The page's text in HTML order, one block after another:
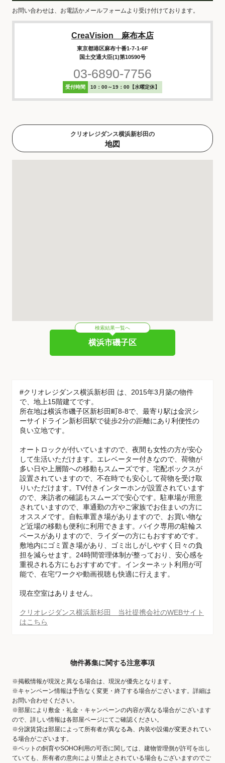
お問い合わせは、お電話かメールフォームより受け付けております。
CreaVision 麻布本店
東京都港区麻布十番1-7-1-6F
国土交通大臣(1)第10590号
03-6890-7756
受付時間 10：00～19：00【水曜定休】
クリオレジダンス横浜新杉田の
地図
検索結果一覧へ
横浜市磯子区
#クリオレジダンス横浜新杉田 は、2015年3月築の物件
で、地上15階建てです。
所在地は横浜市磯子区新杉田町8-8で、最寄り駅は金沢シ
ーサイドライン新杉田駅で徒歩2分の距離にあり利便性の
良い立地です。
オートロックが付いていますので、夜間も女性の方が安心
して生活いただけます。エレベーター付きなので、荷物が
多い日や上層階への移動もスムーズです。宅配ボックスが
設置されていますので、不在時でも安心して荷物を受け取
りいただけます。TV付きインターホンが設置されています
ので、来訪者の確認もスムーズで安心です。駐車場が用意
されていますので、車通勤の方やご家族でお住まいの方に
オススメです。自転車置き場がありますので、お買い物な
ど近場の移動も便利に利用できます。バイク専用の駐輪ス
ペースがありますので、ライダーの方にもおすすめです。
敷地内にゴミ置き場があり、ゴミ出しがしやすく日々の負
担を減らせます。24時間管理体制が整っており、安心感を
重視される方にもおすすめです。インターネット利用が可
能で、在宅ワークや動画視聴も快適に行えます。
現在空室はありません。
クリオレジダンス横浜新杉田 当社提携会社のWEBサイト
はこちら
物件募集に関する注意事項
※掲載情報が現況と異なる場合は、現況が優先となります。
※キャンペーン情報は予告なく変更・終了する場合がございます。詳細は
お問い合わせください。
※部屋により敷金・礼金・キャンペーンの内容が異なる場合がございます
ので、詳しい情報は各部屋ページにてご確認ください。
※分譲賃貸は部屋によって所有者が異なる為、内装や設備が変更されてい
る場合がございます。
※ペットの飼育やSOHO利用の可否に関しては、建物管理側が許可を出し
ていても、所有者の意向により禁止とされている場合もございますのでご